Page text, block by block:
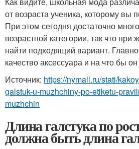
от возраста ученика, которому вы
При этом сегодня достаточно
возрастной категории, так что
найти подходящий вариант.
качество аксессуара и на что бы
Источник: https://nymall.ru/stati/
galstuk-u-muzhchiny-po-etiketu-
muzhchin
Длина галстука по
должна быть длина